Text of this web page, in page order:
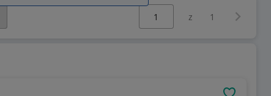
Wybierz stronę:
z 1